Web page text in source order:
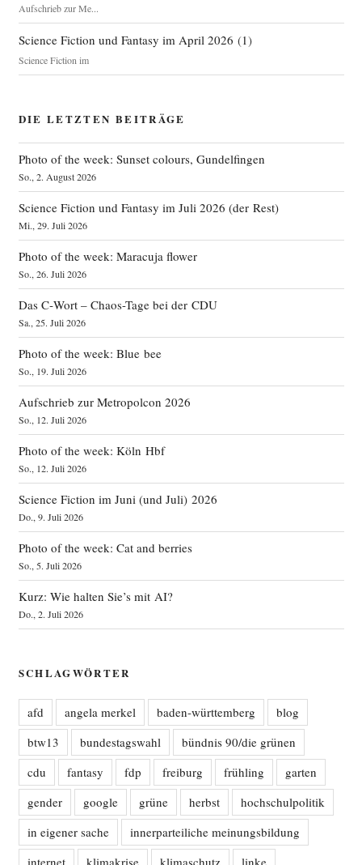
Aufschrieb zur Me...
Science Fiction und Fantasy im April 2026 (1)
Science Fiction im
DIE LETZTEN BEITRÄGE
Photo of the week: Sunset colours, Gundelfingen
So., 2. August 2026
Science Fiction und Fantasy im Juli 2026 (der Rest)
Mi., 29. Juli 2026
Photo of the week: Maracuja flower
So., 26. Juli 2026
Das C‑Wort – Chaos-Tage bei der CDU
Sa., 25. Juli 2026
Photo of the week: Blue bee
So., 19. Juli 2026
Aufschrieb zur Metropolcon 2026
So., 12. Juli 2026
Photo of the week: Köln Hbf
So., 12. Juli 2026
Science Fiction im Juni (und Juli) 2026
Do., 9. Juli 2026
Photo of the week: Cat and berries
So., 5. Juli 2026
Kurz: Wie halten Sie’s mit AI?
Do., 2. Juli 2026
SCHLAGWÖRTER
afd angela merkel baden-württemberg
blog
btw13
bundestagswahl
bündnis 90/die grünen
cdu
fantasy fdp freiburg frühling
garten
gender
google grüne herbst
hochschulpolitik
in eigener sache
innerparteiliche meinungsbildung
internet
klimakrise klimaschutz linke